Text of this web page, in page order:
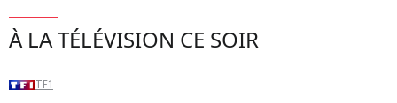
À LA TÉLÉVISION CE SOIR
TF1